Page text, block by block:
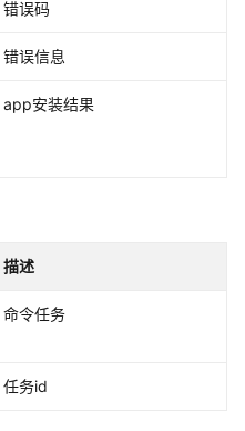
错误码
错误信息
app安装结果
描述
命令任务
任务id